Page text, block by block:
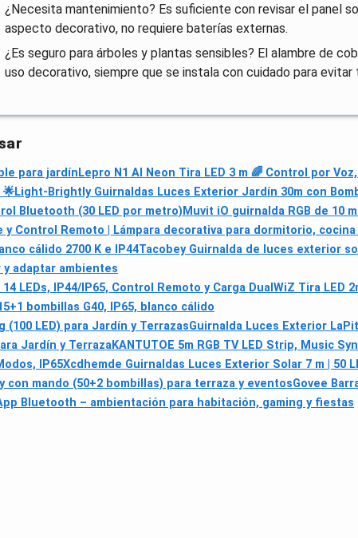
¿Necesita mantenimiento? Es suficiente con revisar el panel
aspecto decorativo, no requiere baterías externas.
¿Es seguro para árboles y plantas sensibles? El alambre de
uso decorativo, siempre que se instala con cuidado para evitar
para jardín Lepro N1 AI Neon Tira LED 3 m 🌈 Control por
Light-Brightly Guirnaldas Luces Exterior Jardín 30m con
Bluetooth (30 LED por metro) Muvit iO guirnalda RGB de 10
y Control Remoto | Lámpara decorativa para dormitorio,
cálido 2700 K e IP44Tacobey Guirnalda de luces exterior
y adaptar ambientes
LEDs, IP44/IP65, Control Remoto y Carga Dual WiZ Tira LED
bombillas G40, IP65, blanco cálido
LED) para Jardín y TerrazasGuirnalda Luces Exterior
Jardín y TerrazaKANTUTOE 5m RGB TV LED Strip, Music
IP65Xcdhemde Guirnaldas Luces Exterior Solar 7 m | 50
mando (50+2 bombillas) para terraza y eventosGovee
Bluetooth – ambientación para habitación, gaming y fiestas